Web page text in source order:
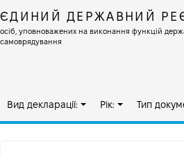
ЄДИНИЙ ДЕРЖАВНИЙ
осіб, уповноважених на виконання функцій
самоврядування
Вид декларації: Рік: Тип